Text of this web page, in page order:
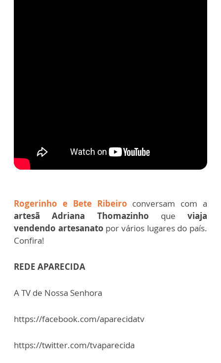
Rogerinho e Bete Ribeiro conversam com a
artesã Adriana Thomazinho que viaja
vendendo artesanato por vários lugares do país.
Confira!
REDE APARECIDA
A TV de Nossa Senhora
https://facebook.com/aparecidatv
https://twitter.com/tvaparecida